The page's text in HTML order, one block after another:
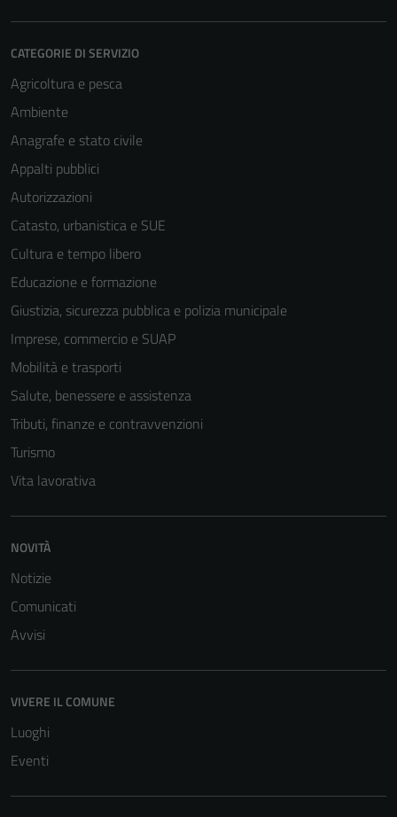
CATEGORIE DI SERVIZIO
Agricoltura e pesca
Ambiente
Anagrafe e stato civile
Appalti pubblici
Autorizzazioni
Catasto, urbanistica e SUE
Cultura e tempo libero
Educazione e formazione
Giustizia, sicurezza pubblica e polizia municipale
Imprese, commercio e SUAP
Mobilità e trasporti
Salute, benessere e assistenza
Tributi, finanze e contravvenzioni
Turismo
Vita lavorativa
NOVITÀ
Notizie
Comunicati
Avvisi
VIVERE IL COMUNE
Luoghi
Eventi
Questi cookie
essere